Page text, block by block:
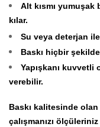
Alt kısmı
kılar.
Su veya deterjan
Baskı hiçbir
Yapışkanı kuvvetli
verebilir.
Baskı kalitesinde olan
çalışmanızı